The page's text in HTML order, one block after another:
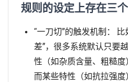
规则的设定上存在三个
“一刀切”的触发机制：
差”，很多系统默认只要
性（如杂质含量、粗糙度
而某些特性（如抗拉强度